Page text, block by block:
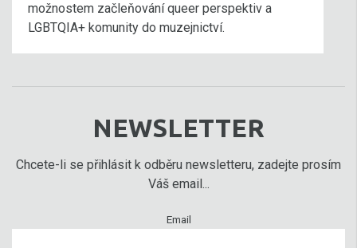
možnostem začleňování queer perspektiv a
LGBTQIA+ komunity do muzejnictví.
NEWSLETTER
Chcete-li se přihlásit k odběru newsletteru, zadejte prosím
Váš email...
Email